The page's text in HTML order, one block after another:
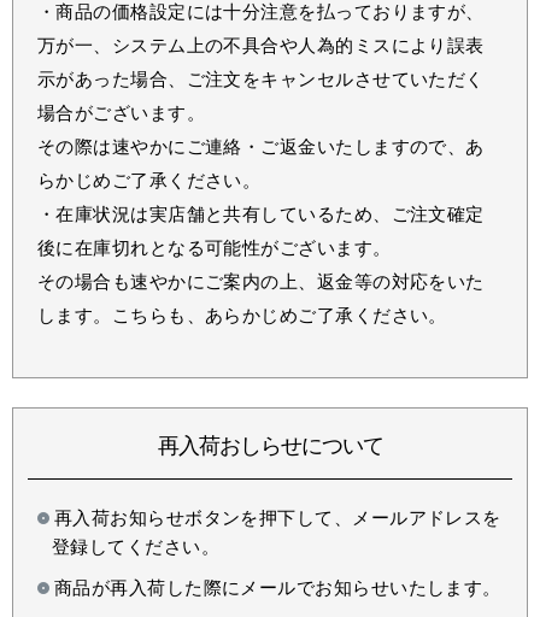
・商品の価格設定には十分注意を払っておりますが、
万が一、システム上の不具合や人為的ミスにより誤表
示があった場合、ご注文をキャンセルさせていただく
場合がございます。
その際は速やかにご連絡・ご返金いたしますので、あ
らかじめご了承ください。
・在庫状況は実店舗と共有しているため、ご注文確定
後に在庫切れとなる可能性がございます。
その場合も速やかにご案内の上、返金等の対応をいた
します。こちらも、あらかじめご了承ください。
再入荷おしらせについて
再入荷お知らせボタンを押下して、メールアドレスを
登録してください。
商品が再入荷した際にメールでお知らせいたします。